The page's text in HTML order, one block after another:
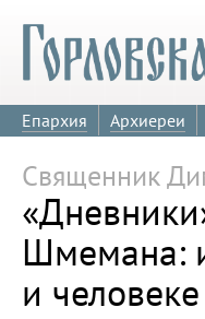
Епархия Архиереи
Священник
Шмемана:
и